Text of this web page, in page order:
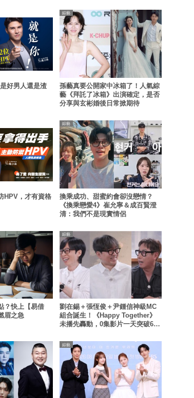
好男人還是渣
孫藝真要公開家中冰箱了！人氣綜
藝《拜託了冰箱》出演確定，是否
分享與玄彬婚後日常掀期待
綜藝
HPV，才有資格
換乘成功、甜蜜約會卻沒戀情？
《換乘戀愛4》崔允寧＆成百賢澄
清：我們不是現實情侶
綜藝
？快上【易借
眉之急
劉在錫＋張恆俊＋尹鍾信神級MC
組合誕生！《Happy Together》
未播先轟動，0集影片一天突破60
綜藝
綜藝